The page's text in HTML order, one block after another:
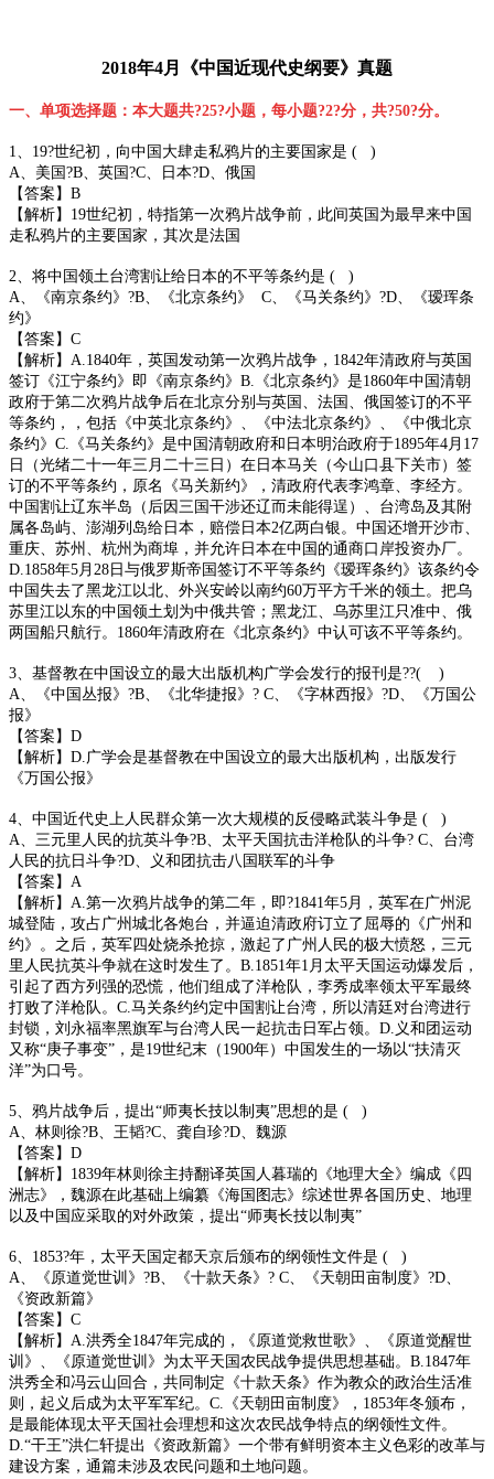
2018年4月《中国近现代史纲要》真题
一、单项选择题：本大题共?25?小题，每小题?2?分，共?50?分。
1、19?世纪初，向中国大肆走私鸦片的主要国家是 ( )
A、美国?B、英国?C、日本?D、俄国
【答案】B
【解析】19世纪初，特指第一次鸦片战争前，此间英国为最早来中国
走私鸦片的主要国家，其次是法国
2、将中国领土台湾割让给日本的不平等条约是 ( )
A、《南京条约》?B、《北京条约》 C、《马关条约》?D、《瑷珲条
约》
【答案】C
【解析】A.1840年，英国发动第一次鸦片战争，1842年清政府与英国
签订《江宁条约》即《南京条约》B.《北京条约》是1860年中国清朝
政府于第二次鸦片战争后在北京分别与英国、法国、俄国签订的不平
等条约，，包括《中英北京条约》、《中法北京条约》、《中俄北京
条约》C.《马关条约》是中国清朝政府和日本明治政府于1895年4月17
日（光绪二十一年三月二十三日）在日本马关（今山口县下关市）签
订的不平等条约，原名《马关新约》，清政府代表李鸿章、李经方。
中国割让辽东半岛（后因三国干涉还辽而未能得逞）、台湾岛及其附
属各岛屿、澎湖列岛给日本，赔偿日本2亿两白银。中国还增开沙市、
重庆、苏州、杭州为商埠，并允许日本在中国的通商口岸投资办厂。
D.1858年5月28日与俄罗斯帝国签订不平等条约《瑷珲条约》该条约令
中国失去了黑龙江以北、外兴安岭以南约60万平方千米的领土。把乌
苏里江以东的中国领土划为中俄共管；黑龙江、乌苏里江只准中、俄
两国船只航行。1860年清政府在《北京条约》中认可该不平等条约。
3、基督教在中国设立的最大出版机构广学会发行的报刊是??( )
A、《中国丛报》?B、《北华捷报》? C、《字林西报》?D、《万国公
报》
【答案】D
【解析】D.广学会是基督教在中国设立的最大出版机构，出版发行
《万国公报》
4、中国近代史上人民群众第一次大规模的反侵略武装斗争是 ( )
A、三元里人民的抗英斗争?B、太平天国抗击洋枪队的斗争? C、台湾
人民的抗日斗争?D、义和团抗击八国联军的斗争
【答案】A
【解析】A.第一次鸦片战争的第二年，即?1841年5月，英军在广州泥
城登陆，攻占广州城北各炮台，并逼迫清政府订立了屈辱的《广州和
约》。之后，英军四处烧杀抢掠，激起了广州人民的极大愤怒，三元
里人民抗英斗争就在这时发生了。B.1851年1月太平天国运动爆发后，
引起了西方列强的恐慌，他们组成了洋枪队，李秀成率领太平军最终
打败了洋枪队。C.马关条约约定中国割让台湾，所以清廷对台湾进行
封锁，刘永福率黑旗军与台湾人民一起抗击日军占领。D.义和团运动
又称“庚子事变”，是19世纪末（1900年）中国发生的一场以“扶清灭
洋”为口号。
5、鸦片战争后，提出“师夷长技以制夷”思想的是 ( )
A、林则徐?B、王韬?C、龚自珍?D、魏源
【答案】D
【解析】1839年林则徐主持翻译英国人暮瑞的《地理大全》编成《四
洲志》，魏源在此基础上编纂《海国图志》综述世界各国历史、地理
以及中国应采取的对外政策，提出“师夷长技以制夷”
6、1853?年，太平天国定都天京后颁布的纲领性文件是 ( )
A、《原道觉世训》?B、《十款天条》? C、《天朝田亩制度》?D、
《资政新篇》
【答案】C
【解析】A.洪秀全1847年完成的，《原道觉救世歌》、《原道觉醒世
训》、《原道觉世训》为太平天国农民战争提供思想基础。B.1847年
洪秀全和冯云山回合，共同制定《十款天条》作为教众的政治生活准
则，起义后成为太平军军纪。C.《天朝田亩制度》，1853年冬颁布，
是最能体现太平天国社会理想和这次农民战争特点的纲领性文件。
D.“干王”洪仁轩提出《资政新篇》一个带有鲜明资本主义色彩的改革与
建设方案，通篇未涉及农民问题和土地问题。